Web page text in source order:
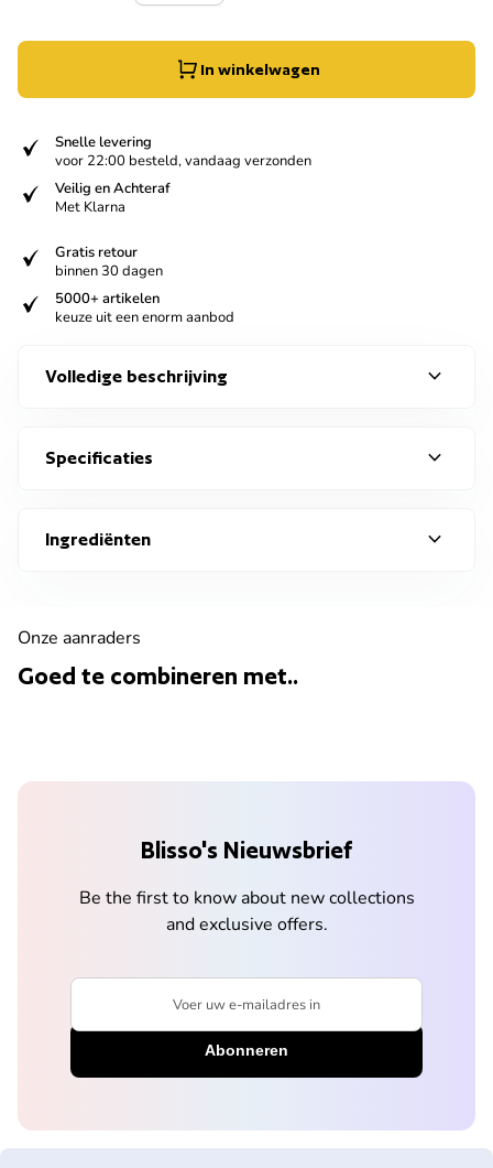
In winkelwagen
verified
Snelle levering
voor 22:00 besteld, vandaag verzonden
verified
Veilig en Achteraf
Met Klarna
verified
Gratis retour
binnen 30 dagen
verified
5000+ artikelen
keuze uit een enorm aanbod
Volledige beschrijving expand_more
Specificaties expand_more
Ingrediënten expand_more
Onze aanraders
Goed te combineren met..
Blisso's Nieuwsbrief
Be the first to know about new collections
and exclusive offers.
Voer uw e-mailadres in